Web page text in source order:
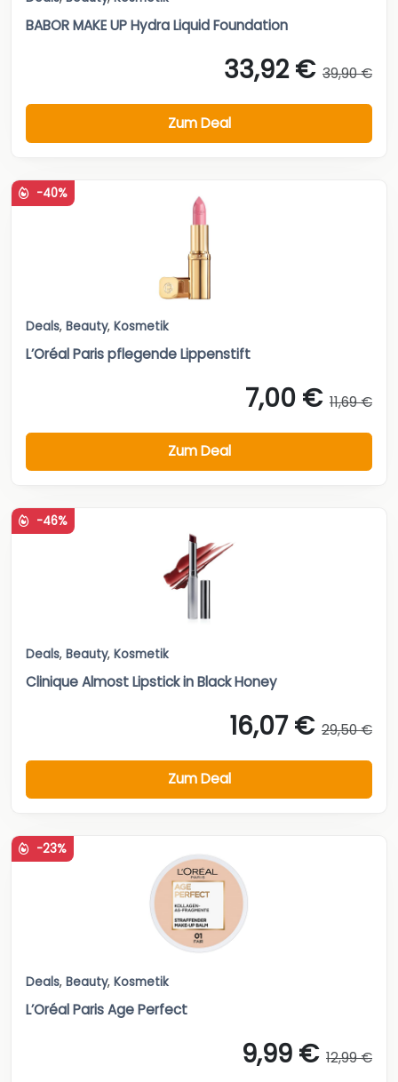
BABOR MAKE UP Hydra Liquid Foundation
33,92 € 39,90 €
Zum Deal
-40%
Deals, Beauty, Kosmetik
L’Oréal Paris pflegende Lippenstift
7,00 € 11,69 €
Zum Deal
-46%
Deals, Beauty, Kosmetik
Clinique Almost Lipstick in Black Honey
16,07 € 29,50 €
Zum Deal
-23%
Deals, Beauty, Kosmetik
L’Oréal Paris Age Perfect
9,99 € 12,99 €